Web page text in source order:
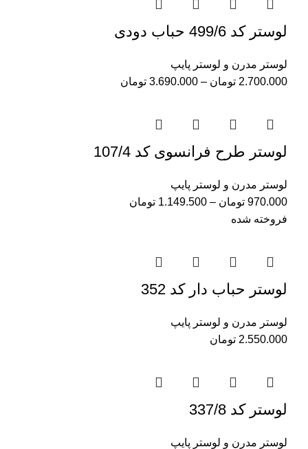
لوستر کد 499/6 حباب دودی
لوستر مدرن و لوستر پایپ
2.700.000 تومان –
3.690.000 تومان
لوستر طرح فرانسوی کد 107/4
لوستر مدرن و لوستر پایپ
970.000 تومان –
1.149.500 تومان
فروخته شده
لوستر حباب دار کد 352
لوستر مدرن و لوستر پایپ
2.550.000 تومان
لوستر کد 337/8
لوستر مدرن و لوستر پایپ